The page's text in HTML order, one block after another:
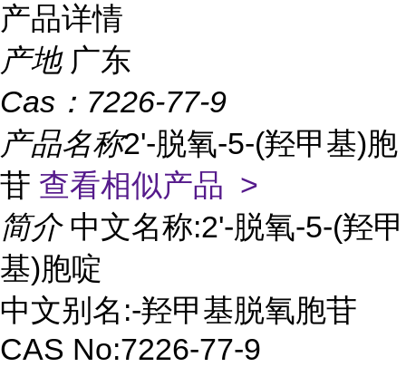
产品详情
产地 广东
Cas： 7226-77-9
产品名称2'-脱氧-5-(羟甲基)胞
苷 查看相似产品 >
简介 中文名称:2'-脱氧-5-(羟甲
基)胞啶
中文别名:-羟甲基脱氧胞苷
CAS No:7226-77-9